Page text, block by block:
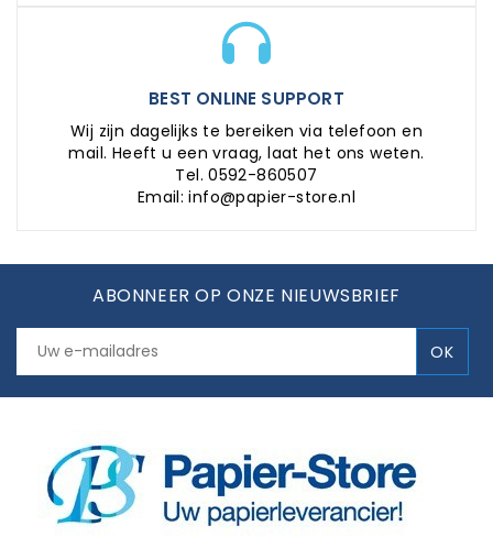
BEST ONLINE SUPPORT
Wij zijn dagelijks te bereiken via telefoon en
mail. Heeft u een vraag, laat het ons weten.
Tel. 0592-860507
Email: info@papier-store.nl
ABONNEER OP ONZE NIEUWSBRIEF